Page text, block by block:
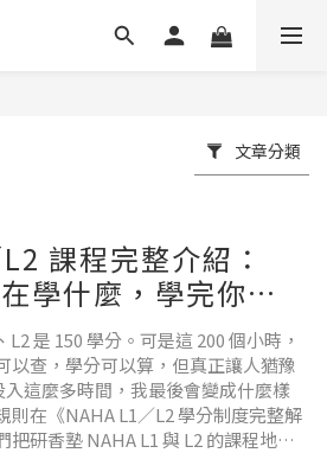
文章分類
課程完整介紹：
學什麼，學完你能
L2 是 150 學分。可是這 200 個小時，
以查，學分可以算，但真正讓人猶豫
這麼多時間，我最後會變成什麼樣
則在《NAHA L1／L2 學分制度完整解
研香塾 NAHA L1 與 L2 的課程地圖